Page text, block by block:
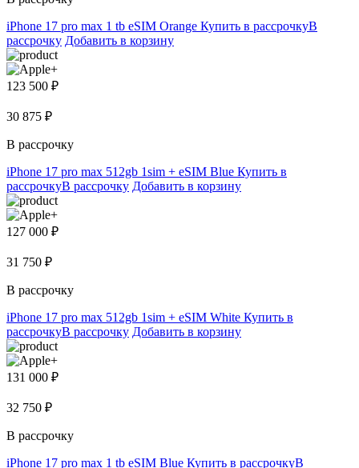
iPhone 17 pro max 1 tb eSIM Orange Купить в рассрочкуВ
рассрочку Добавить в корзину
123 500 ₽
30 875 ₽
В рассрочку
iPhone 17 pro max 512gb 1sim + eSIM Blue Купить в
рассрочкуВ рассрочку Добавить в корзину
127 000 ₽
31 750 ₽
В рассрочку
iPhone 17 pro max 512gb 1sim + eSIM White Купить в
рассрочкуВ рассрочку Добавить в корзину
131 000 ₽
32 750 ₽
В рассрочку
iPhone 17 pro max 1 tb eSIM Blue Купить в рассрочкуВ